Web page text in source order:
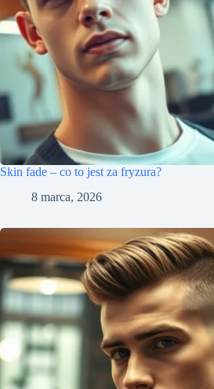
Skin fade – co to jest za fryzura?
8 marca, 2026